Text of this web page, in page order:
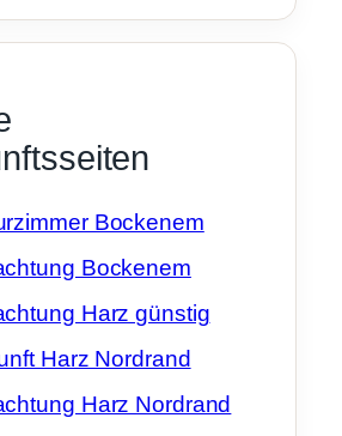
Bockenem
Bockenem
Harz günstig
Harz Nordrand
Harz Nordrand